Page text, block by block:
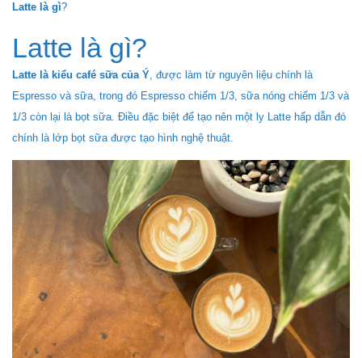
Latte là gì?
Latte là gì?
Latte là kiểu café sữa của Ý, được làm từ nguyên liệu chính là
Espresso và sữa, trong đó Espresso chiếm 1/3, sữa nóng chiếm 1/3 và
1/3 còn lại là bọt sữa. Điều đặc biệt để tạo nên một ly Latte hấp dẫn đó
chính là lớp bọt sữa được tạo hình nghệ thuật.